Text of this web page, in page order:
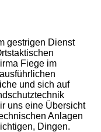
gestrigen Dienst
Fiege im
und sich auf
uns eine Übersicht
Anlagen
Dingen.